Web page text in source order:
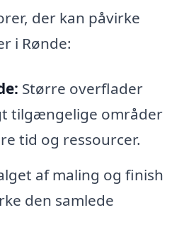
der kan påvirke
i Rønde:
Større overflader
tilgængelige områder
tid og ressourcer.
af maling og finish
den samlede